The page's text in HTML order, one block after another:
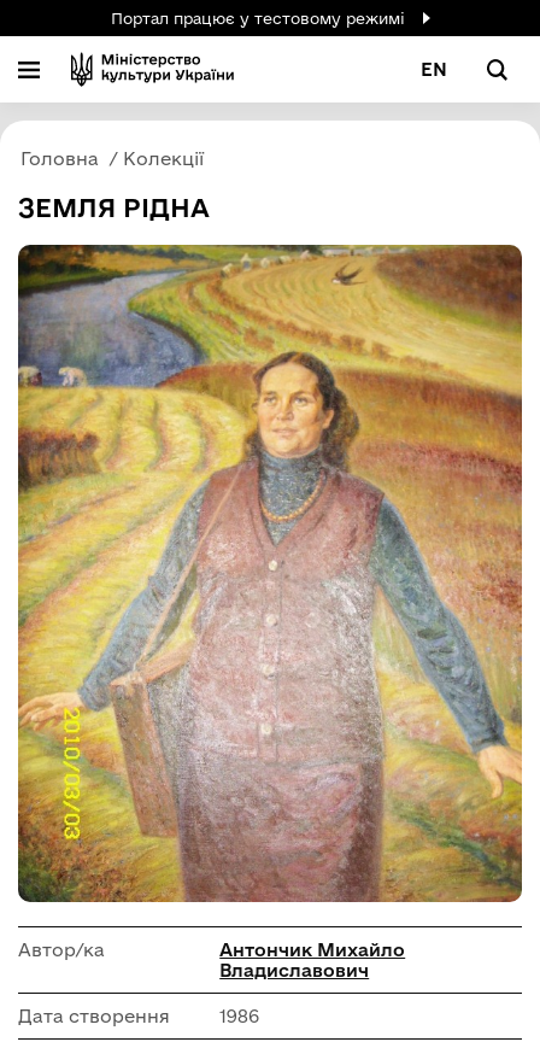
Портал працює у тестовому режимі
EN
Головна Колекції
ЗЕМЛЯ РІДНА
Автор/ка
Антончик Михайло
Владиславович
Дата створення 1986